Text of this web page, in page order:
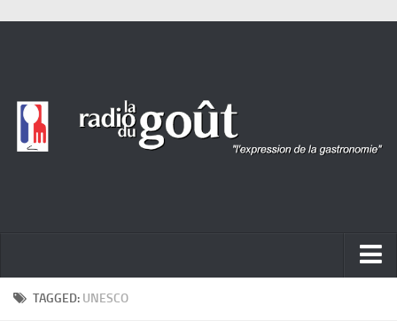
ACTUALITÉ
TAGGED: UNESCO